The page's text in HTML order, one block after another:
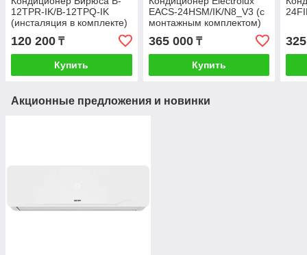
12TPR-IK/B-12TPQ-IK
(инсталяция в комплекте)
120 200 ₸
Купить
EACS-24HSM/IK/N8_V3 (с
монтажным комплектом)
365 000₸
Купить
Акционные предложения и новинки